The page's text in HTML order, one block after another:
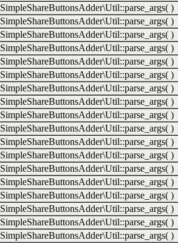
SimpleShareButtonsAdder\Util::parse_args( )
SimpleShareButtonsAdder\Util::parse_args( )
SimpleShareButtonsAdder\Util::parse_args( )
SimpleShareButtonsAdder\Util::parse_args( )
SimpleShareButtonsAdder\Util::parse_args( )
SimpleShareButtonsAdder\Util::parse_args( )
SimpleShareButtonsAdder\Util::parse_args( )
SimpleShareButtonsAdder\Util::parse_args( )
SimpleShareButtonsAdder\Util::parse_args( )
SimpleShareButtonsAdder\Util::parse_args( )
SimpleShareButtonsAdder\Util::parse_args( )
SimpleShareButtonsAdder\Util::parse_args( )
SimpleShareButtonsAdder\Util::parse_args( )
SimpleShareButtonsAdder\Util::parse_args( )
SimpleShareButtonsAdder\Util::parse_args( )
SimpleShareButtonsAdder\Util::parse_args( )
SimpleShareButtonsAdder\Util::parse_args( )
SimpleShareButtonsAdder\Util::parse_args( )